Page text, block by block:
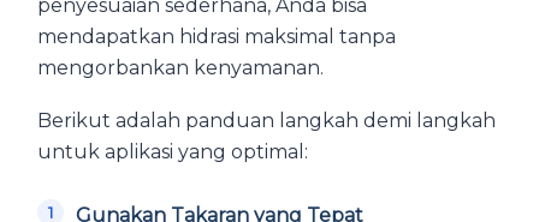
penyesuaian sederhana, Anda bisa
mendapatkan hidrasi maksimal tanpa
mengorbankan kenyamanan.
Berikut adalah panduan langkah demi langkah
untuk aplikasi yang optimal:
Gunakan Takaran yang Tepat